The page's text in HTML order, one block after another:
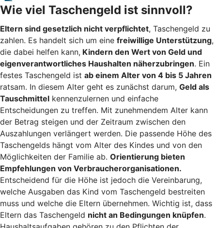
Wie viel Taschengeld ist sinnvoll?
Eltern sind gesetzlich nicht verpflichtet, Taschengeld zu
zahlen. Es handelt sich um eine freiwillige Unterstützung,
die dabei helfen kann, Kindern den Wert von Geld und
eigenverantwortliches Haushalten näherzubringen. Ein
festes Taschengeld ist ab einem Alter von 4 bis 5 Jahren
ratsam. In diesem Alter geht es zunächst darum, Geld als
Tauschmittel kennenzulernen und einfache
Entscheidungen zu treffen. Mit zunehmendem Alter kann
der Betrag steigen und der Zeitraum zwischen den
Auszahlungen verlängert werden. Die passende Höhe des
Taschengelds hängt vom Alter des Kindes und von den
Möglichkeiten der Familie ab. Orientierung bieten
Empfehlungen von Verbraucherorganisationen.
Entscheidend für die Höhe ist jedoch die Vereinbarung,
welche Ausgaben das Kind vom Taschengeld bestreiten
muss und welche die Eltern übernehmen. Wichtig ist, dass
Eltern das Taschengeld nicht an Bedingungen knüpfen.